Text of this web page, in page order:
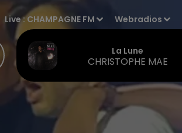
Live :CHAMPAGNE FM Webradios
La Lune
CHRISTOPHE MAE